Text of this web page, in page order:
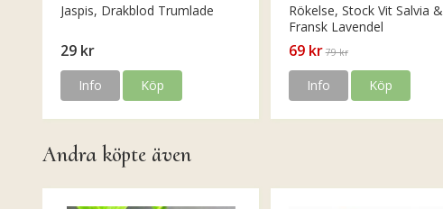
Jaspis, Drakblod Trumlade
29 kr
Info Köp
Rökelse, Stock Vit Salvia &
Fransk Lavendel
69 kr 79 kr
Info Köp
Andra köpte även